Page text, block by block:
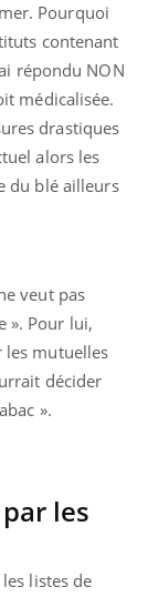
Pourquoi
contenant
répondu NON
médicalisée.
drastiques
alors les
du blé ailleurs
veut pas
». Pour lui,
les mutuelles
décider
».
les
listes de